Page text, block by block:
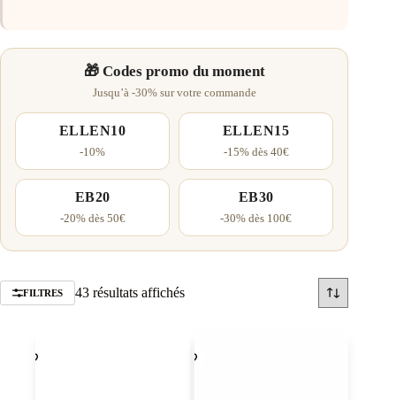
🎁 Codes promo du moment
Jusqu’à -30% sur votre commande
ELLEN10
-10%
ELLEN15
-15% dès 40€
EB20
-20% dès 50€
EB30
-30% dès 100€
FILTRES 43 résultats affichésTrié